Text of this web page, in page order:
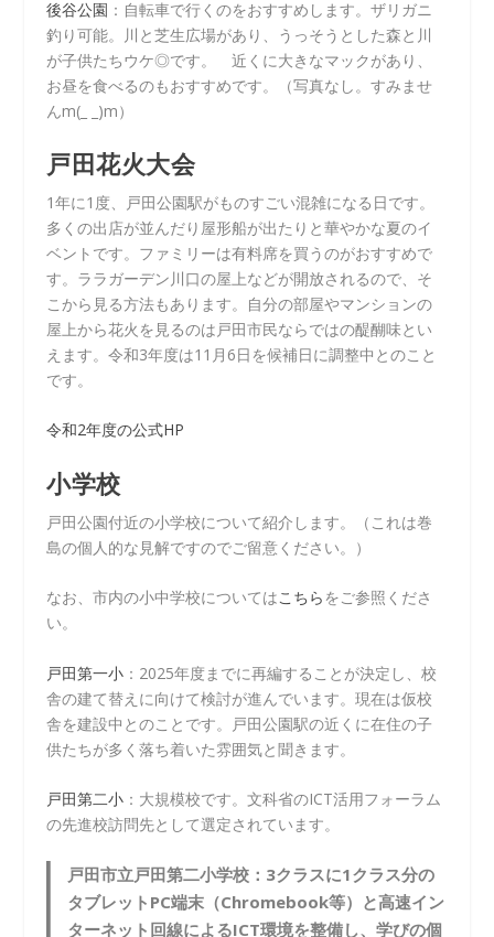
後谷公園 ：自転車で行くのをおすすめします。ザリガニ
釣り可能。川と芝生広場があり、うっそうとした森と川
が子供たちウケ◎です。 近くに大きなマックがあり、
お昼を食べるのもおすすめです。（写真なし。すみませ
んm(_ _)m）
戸田花火大会
1年に1度、戸田公園駅がものすごい混雑になる日です。
多くの出店が並んだり屋形船が出たりと華やかな夏のイ
ベントです。ファミリーは有料席を買うのがおすすめで
す。ララガーデン川口の屋上などが開放されるので、そ
こから見る方法もあります。自分の部屋やマンションの
屋上から花火を見るのは戸田市民ならではの醍醐味とい
えます。令和3年度は11月6日を候補日に調整中とのこと
です。
令和2年度の公式HP
小学校
戸田公園付近の小学校について紹介します。（これは巻
島の個人的な見解ですのでご留意ください。）
なお、市内の小中学校についてはこちら をご参照くださ
い。
戸田第一小 ：2025年度までに再編することが決定し、校
舎の建て替えに向けて検討が進んでいます。現在は仮校
舎を建設中とのことです。戸田公園駅の近くに在住の子
供たちが多く落ち着いた雰囲気と聞きます。
戸田第二小 ：大規模校です。文科省のICT活用フォーラム
の先進校訪問先として選定されています。
戸田市立戸田第二小学校：3クラスに1クラス分の
タブレットPC端末（Chromebook等）と高速イン
ターネット回線によるICT環境を整備し、学びの個